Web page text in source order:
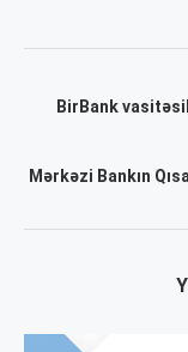
BirBank
Mərkəzi Bankın